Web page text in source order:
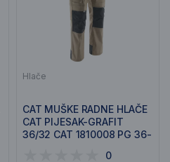
Hlače
CAT MUŠKE RADNE HLAČE
CAT PIJESAK-GRAFIT
36/32 CAT 1810008 PG 36-
0